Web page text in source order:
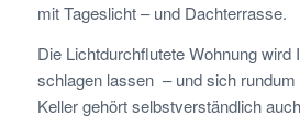
mit Tageslicht – und Dachterrasse.
Die Lichtdurchflutete Wohnung wird
schlagen lassen – und sich
Keller gehört selbstverständlich